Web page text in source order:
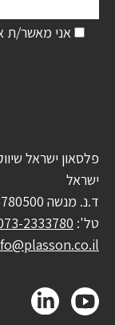
אני מאשר/ת
פלסאון ישראל
ישראל
ד.נ. מנשה 3780500
טל': 2333780